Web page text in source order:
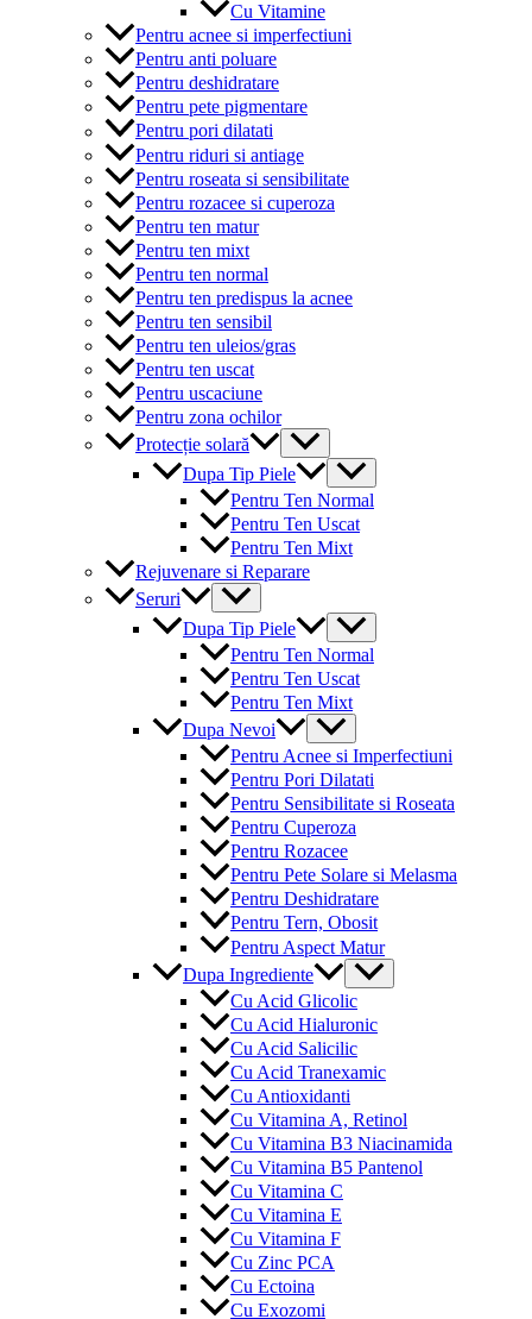
Cu Vitamine
Pentru acnee si imperfectiuni
Pentru anti poluare
Pentru deshidratare
Pentru pete pigmentare
Pentru pori dilatati
Pentru riduri si antiage
Pentru roseata si sensibilitate
Pentru rozacee si cuperoza
Pentru ten matur
Pentru ten mixt
Pentru ten normal
Pentru ten predispus la acnee
Pentru ten sensibil
Pentru ten uleios/gras
Pentru ten uscat
Pentru uscaciune
Pentru zona ochilor
Protecție solară
Menu
Toggle
Dupa Tip Piele
Menu
Toggle
Pentru Ten Normal
Pentru Ten Uscat
Pentru Ten Mixt
Rejuvenare si Reparare
Seruri
Menu
Toggle
Dupa Tip Piele
Menu
Toggle
Pentru Ten Normal
Pentru Ten Uscat
Pentru Ten Mixt
Dupa Nevoi
Menu
Toggle
Pentru Acnee si Imperfectiuni
Pentru Pori Dilatati
Pentru Sensibilitate si Roseata
Pentru Cuperoza
Pentru Rozacee
Pentru Pete Solare si Melasma
Pentru Deshidratare
Pentru Tern, Obosit
Pentru Aspect Matur
Dupa Ingrediente
Menu
Toggle
Cu Acid Glicolic
Cu Acid Hialuronic
Cu Acid Salicilic
Cu Acid Tranexamic
Cu Antioxidanti
Cu Vitamina A, Retinol
Cu Vitamina B3 Niacinamida
Cu Vitamina B5 Pantenol
Cu Vitamina C
Cu Vitamina E
Cu Vitamina F
Cu Zinc PCA
Cu Ectoina
Cu Exozomi